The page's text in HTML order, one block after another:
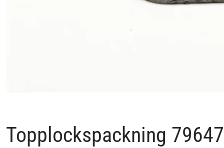
Topplockspackning